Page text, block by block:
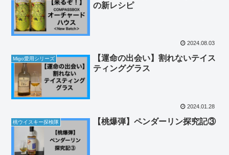
の新レシピ
2024.08.03
Migo愛用シリーズ
【運命の出会い】割れないテイス
ティンググラス
2024.01.28
桃ウイスキー探検隊 【桃爆弾】ペンダーリン探究記③